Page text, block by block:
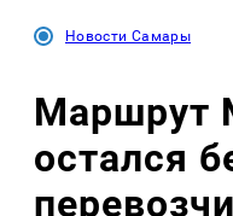
Новости Самары
Маршрут
остался